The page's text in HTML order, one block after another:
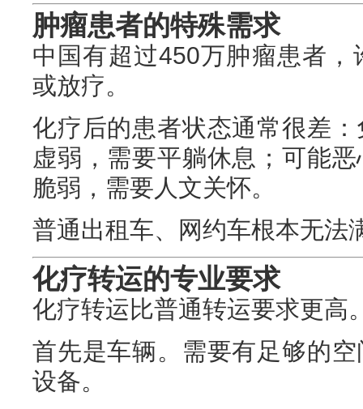
肿瘤患者的特殊需求
中国有超过450万肿瘤患者
或放疗。
化疗后的患者状态通常很差
虚弱，需要平躺休息；可能
脆弱，需要人文关怀。
普通出租车、网约车根本无法
化疗转运的专业要求
化疗转运比普通转运要求更高
首先是车辆。需要有足够的
设备。